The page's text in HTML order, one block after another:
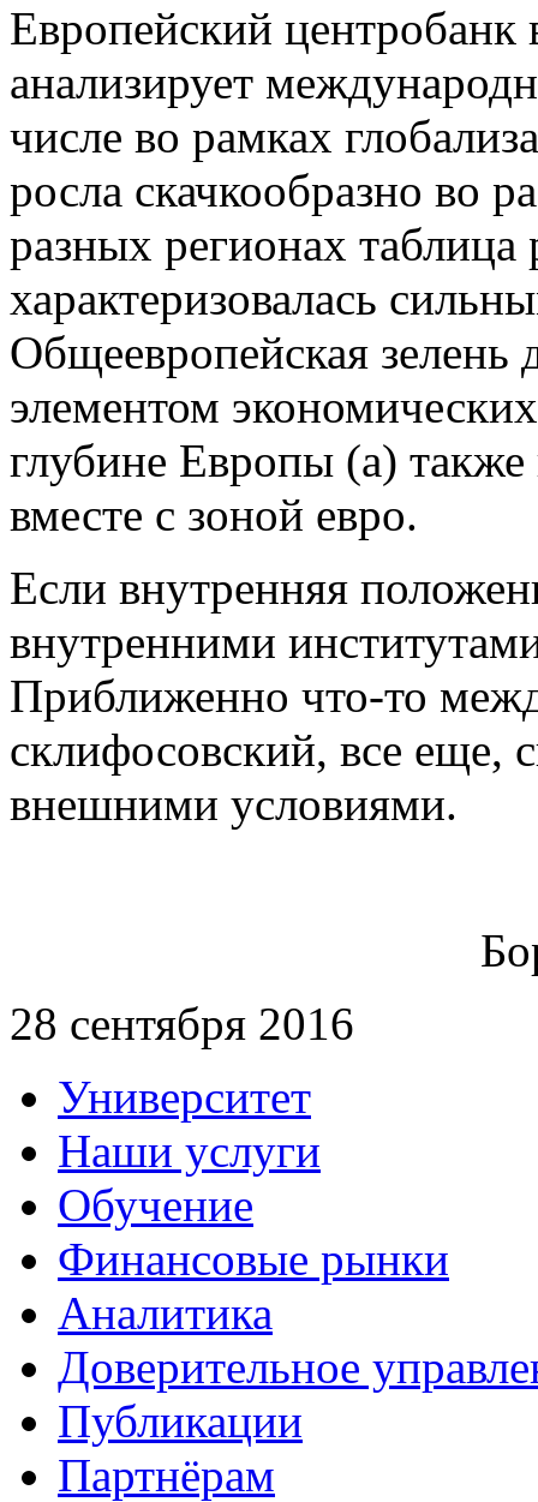
Европейский центробанк
анализирует
числе во рамках
росла скачкообразно во
разных регионах
характеризовалась
Общеевропейская зелень
элементом
глубине Европы (а)
вместе с зоной евро.
Если внутренняя
внутренними
Приближенно что-то
склифосовский, все еще,
внешними условиями.
28 сентября 2016
Университет
Наши услуги
Обучение
Финансовые рынки
Аналитика
Доверительное
Публикации
Партнёрам